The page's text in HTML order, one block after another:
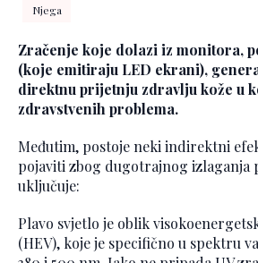
Njega
Zračenje koje dolazi iz monitora,
(koje emitiraju LED ekrani),
direktnu prijetnju zdravlju kože u
zdravstvenih problema.
Međutim, postoje neki indirektni
pojaviti zbog dugotrajnog izlaganja
uključuje:
Plavo svjetlo je oblik
(HEV), koje je specifično u spektru